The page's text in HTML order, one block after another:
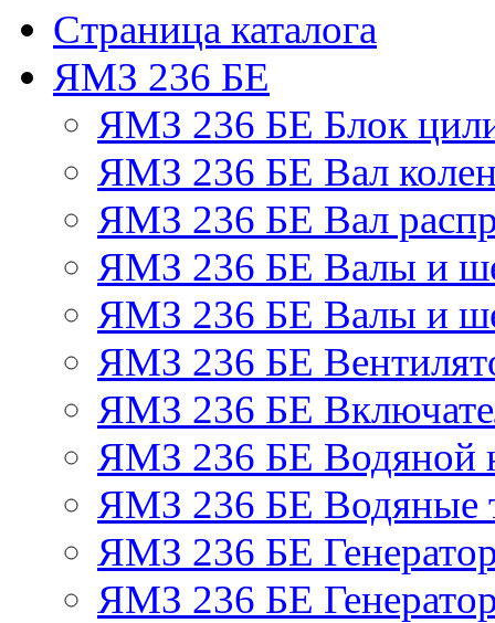
Страница каталога
ЯМЗ 236 БЕ
ЯМЗ 236 БЕ Блок
ЯМЗ 236 БЕ Вал
ЯМЗ 236 БЕ Вал
ЯМЗ 236 БЕ Валы и
ЯМЗ 236 БЕ Валы и
ЯМЗ 236 БЕ
ЯМЗ 236 БЕ
ЯМЗ 236 БЕ Водяной
ЯМЗ 236 БЕ Водяные
ЯМЗ 236 БЕ
ЯМЗ 236 БЕ